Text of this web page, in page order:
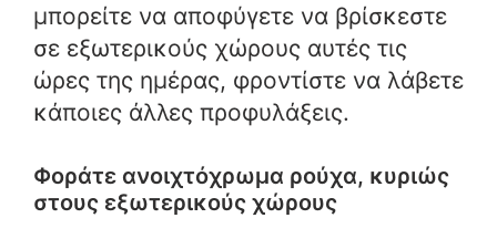
μπορείτε να αποφύγετε να βρίσκεστε
σε εξωτερικούς χώρους αυτές τις
ώρες της ημέρας, φροντίστε να λάβετε
κάποιες άλλες προφυλάξεις.
Φοράτε ανοιχτόχρωμα ρούχα, κυριώς
στους εξωτερικούς χώρους